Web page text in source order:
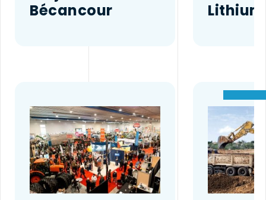
Bécancour
Lithium